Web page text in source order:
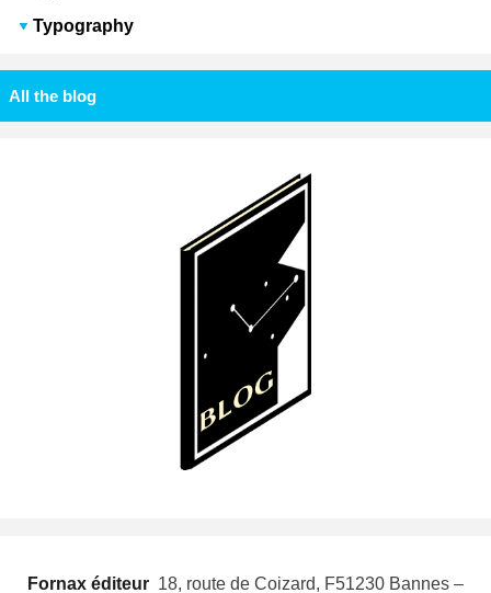
Typography
All the blog
Fornax éditeur  18, route de Coizard, F51230 Bannes –